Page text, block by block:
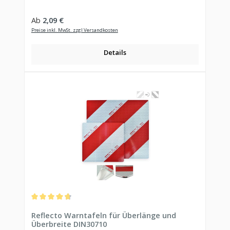
Regulärer Preis:
Ab 2,09 €
Preise inkl. MwSt. zzgl Versandkosten
Details
Reflecto Warntafeln für Überlänge und
Überbreite DIN30710